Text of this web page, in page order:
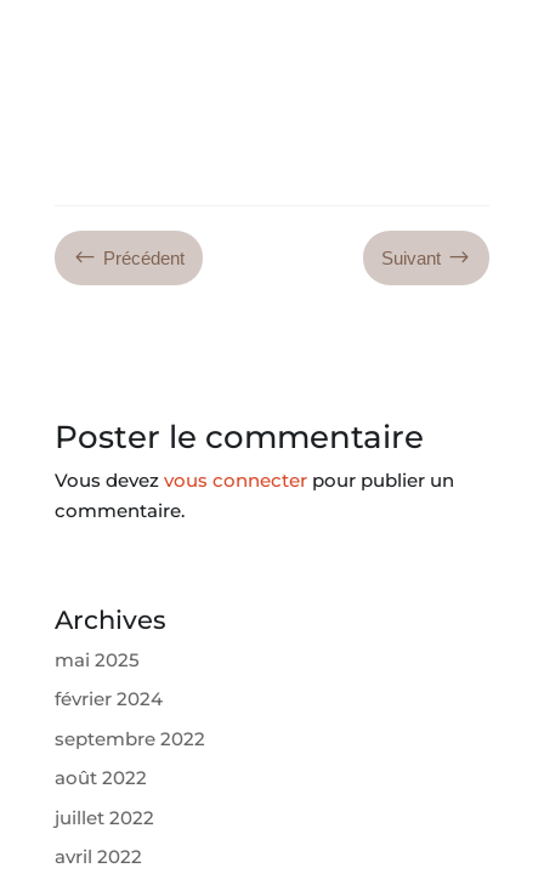
# Précédent Suivant $
Poster le commentaire
Vous devez vous connecterpour publier un
commentaire.
Archives
mai 2025
février 2024
septembre 2022
août 2022
juillet 2022
avril 2022